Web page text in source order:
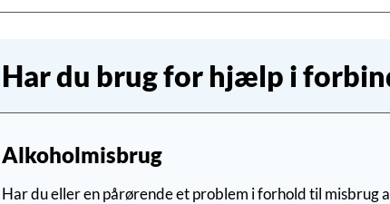
Har du brug for hjælp i
Alkoholmisbrug
Har du eller en pårørende et problem i forhold til misbrug